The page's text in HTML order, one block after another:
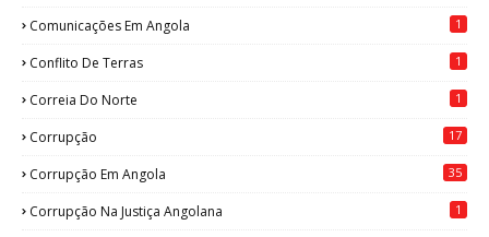
Comunicações Em Angola 1
Conflito De Terras 1
Correia Do Norte 1
Corrupção 17
Corrupção Em Angola 35
Corrupção Na Justiça Angolana 1